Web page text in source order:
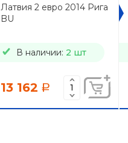
Латвия 2 евро 2014 Рига
BU
В наличии: 2 шт
13 162 a